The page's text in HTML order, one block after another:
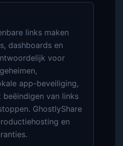
links maken
dashboards en
voor
app-beveiliging,
van links
GhostlyShare
en